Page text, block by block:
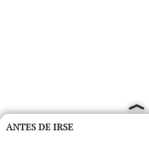
ANTES DE IRSE